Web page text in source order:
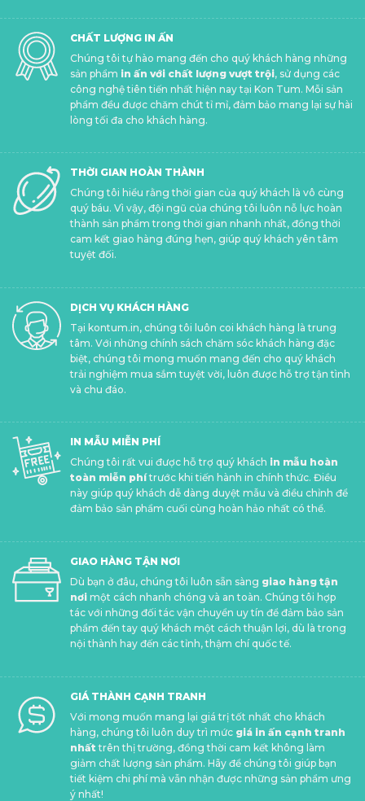
CHẤT LƯỢNG IN ẤN
Chúng tôi tự hào mang đến cho quý khách hàng những
sản phẩm in ấn với chất lượng vượt trội, sử dụng các
công nghệ tiên tiến nhất hiện nay tại Kon Tum. Mỗi sản
phẩm đều được chăm chút tỉ mỉ, đảm bảo mang lại sự hài
lòng tối đa cho khách hàng.
THỜI GIAN HOÀN THÀNH
Chúng tôi hiểu rằng thời gian của quý khách là vô cùng
quý báu. Vì vậy, đội ngũ của chúng tôi luôn nỗ lực hoàn
thành sản phẩm trong thời gian nhanh nhất, đồng thời
cam kết giao hàng đúng hẹn, giúp quý khách yên tâm
tuyệt đối.
DỊCH VỤ KHÁCH HÀNG
Tại kontum.in, chúng tôi luôn coi khách hàng là trung
tâm. Với những chính sách chăm sóc khách hàng đặc
biệt, chúng tôi mong muốn mang đến cho quý khách
trải nghiệm mua sắm tuyệt vời, luôn được hỗ trợ tận tình
và chu đáo.
IN MẪU MIỄN PHÍ
Chúng tôi rất vui được hỗ trợ quý khách in mẫu hoàn
toàn miễn phítrước khi tiến hành in chính thức. Điều
này giúp quý khách dễ dàng duyệt mẫu và điều chỉnh để
đảm bảo sản phẩm cuối cùng hoàn hảo nhất có thể.
GIAO HÀNG TẬN NƠI
Dù bạn ở đâu, chúng tôi luôn sẵn sàng giao hàng tận
nơimột cách nhanh chóng và an toàn. Chúng tôi hợp
tác với những đối tác vận chuyển uy tín để đảm bảo sản
phẩm đến tay quý khách một cách thuận lợi, dù là trong
nội thành hay đến các tỉnh, thậm chí quốc tế.
GIÁ THÀNH CẠNH TRANH
Với mong muốn mang lại giá trị tốt nhất cho khách
hàng, chúng tôi luôn duy trì mức giá in ấn cạnh tranh
nhất trên thị trường, đồng thời cam kết không làm
giảm chất lượng sản phẩm. Hãy để chúng tôi giúp bạn
tiết kiệm chi phí mà vẫn nhận được những sản phẩm ưng
ý nhất!